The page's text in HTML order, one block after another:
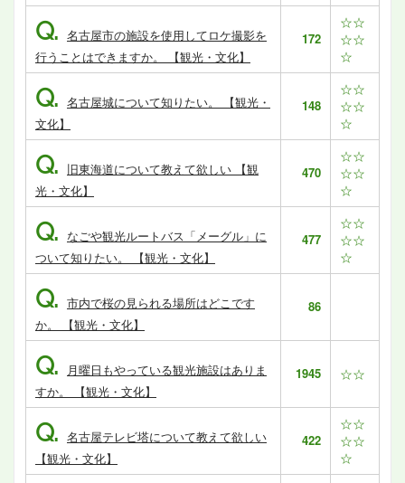
Q. 名古屋市の施設を使用してロケ撮影を
行うことはできますか。 【観光・文化】
172
☆☆
☆☆
☆
Q. 名古屋城について知りたい。 【観光・
文化】
148
☆☆
☆☆
☆
Q. 旧東海道について教えて欲しい 【観
光・文化】
470
☆☆
☆☆
☆
Q. なごや観光ルートバス「メーグル」に
ついて知りたい。 【観光・文化】
477
☆☆
☆☆
☆
Q. 市内で桜の見られる場所はどこです
か。 【観光・文化】
86
Q.
月曜日もやっている観光施設はありま
すか。 【観光・文化】
1945 ☆☆
Q. 名古屋テレビ塔について教えて欲しい
【観光・文化】
422
☆☆
☆☆
☆